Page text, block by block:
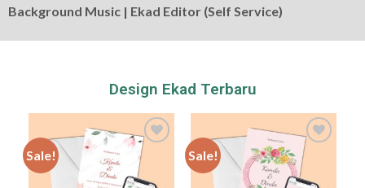
Background Music | Ekad Editor (Self Service)
Design Ekad Terbaru
Sale!
Add to
Wishlist
Sale!
Add to
Wishlist